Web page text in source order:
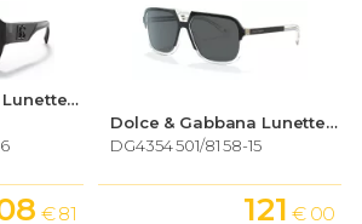
Dolce & Gabbana Lunettes de soleil Homme
Dolce & Gabbana Lunettes de soleil Homme
DG4354 501/81 58-15
€ 81 121 € 00